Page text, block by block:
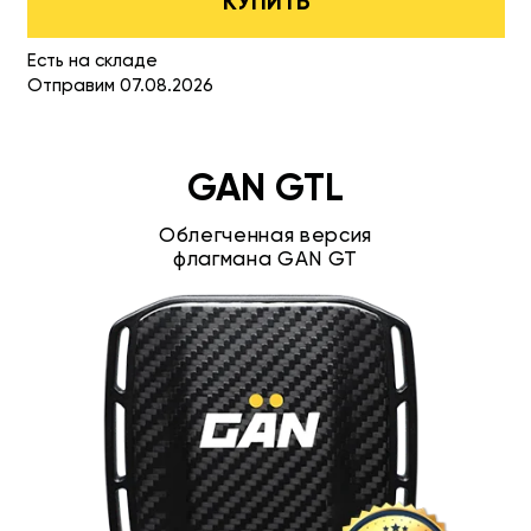
Есть на складе
Отправим 07.08.2026
GAN GTL
Облегченная версия
флагмана GAN GT